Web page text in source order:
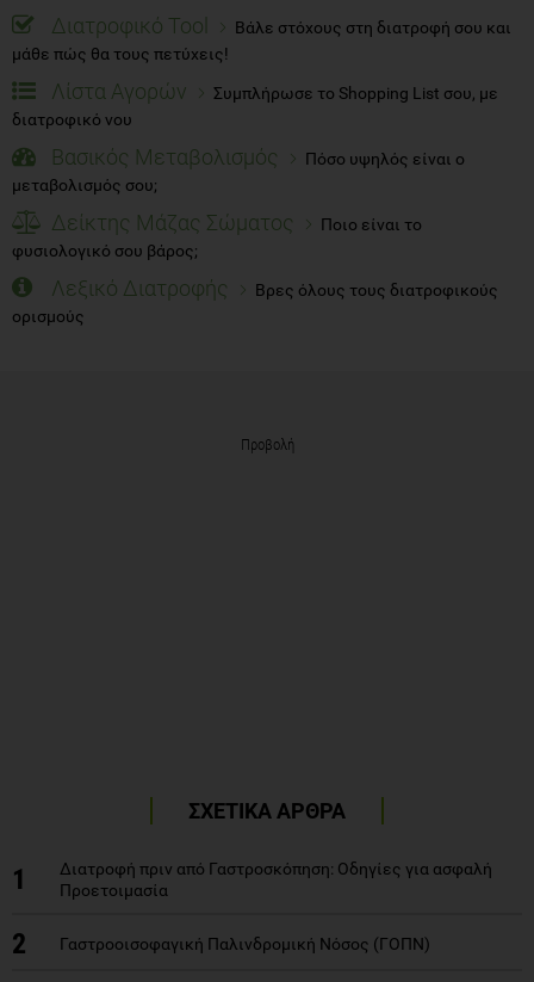
Διατροφικό Tool
Βάλε στόχους στη διατροφή σου και
μάθε πώς θα τους πετύχεις!
Λίστα Αγορών
Συμπλήρωσε το Shopping List σου, με
διατροφικό νου
Βασικός Μεταβολισμός
Πόσο υψηλός είναι ο
μεταβολισμός σου;
Δείκτης Μάζας Σώματος
Ποιο είναι το
φυσιολογικό σου βάρος;
Λεξικό Διατροφής
Βρες όλους τους διατροφικούς
ορισμούς
Προβολή
ΣΧΕΤΙΚΑ ΑΡΘΡΑ
1
Διατροφή πριν από Γαστροσκόπηση: Οδηγίες για ασφαλή
Προετοιμασία
2 Γαστροοισοφαγική Παλινδρομική Νόσος (ΓΟΠΝ)